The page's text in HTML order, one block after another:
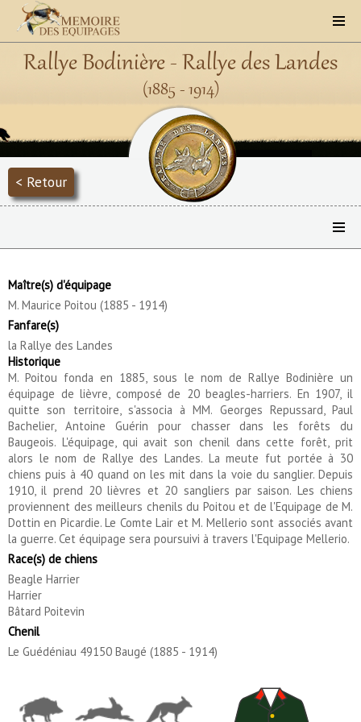
Rallye Bodinière - Rallye des Landes
(1885 - 1914)
< Retour
Maître(s) d'équipage
M. Maurice Poitou (1885 - 1914)
Fanfare(s)
la Rallye des Landes
Historique
M. Poitou fonda en 1885, sous le nom de Rallye Bodinière un
équipage de lièvre, composé de 20 beagles-harriers. En 1907, il
quitte son territoire, s'associa à MM. Georges Repussard, Paul
Bachelier, Antoine Guérin pour chasser dans les forêts du
Baugeois. L'équipage, qui avait son chenil dans cette forêt, prit
alors le nom de Rallye des Landes. La meute fut portée à 30
chiens puis à 40 quand on les mit dans la voie du sanglier. Depuis
1910, il prend 20 lièvres et 20 sangliers par saison. Les chiens
proviennent des meilleurs chenils du Poitou et de l'Equipage de M.
Dottin en Picardie. Le Comte Lair et M. Mellerio sont associés avant
la guerre. Cet équipage sera poursuivi à travers l'Equipage Mellerio.
Race(s) de chiens
Beagle Harrier
Harrier
Bâtard Poitevin
Chenil
Le Guédéniau 49150 Baugé (1885 - 1914)